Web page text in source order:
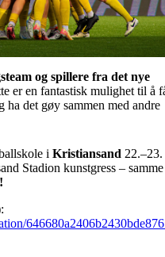
og spillere fra det nye
er en fantastisk mulighet til å
det gøy sammen med andre
i Kristiansand 22.–23.
Stadion kunstgress – samme